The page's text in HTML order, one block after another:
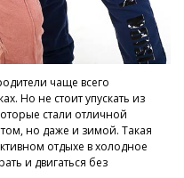
чаще всего
Но не стоит упускать из
стали отличной
но даже и зимой. Такая
отдыхе в холодное
и двигаться без